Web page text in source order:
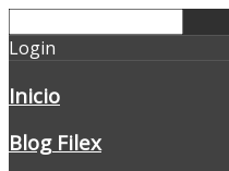
Login
Inicio
Blog Filex